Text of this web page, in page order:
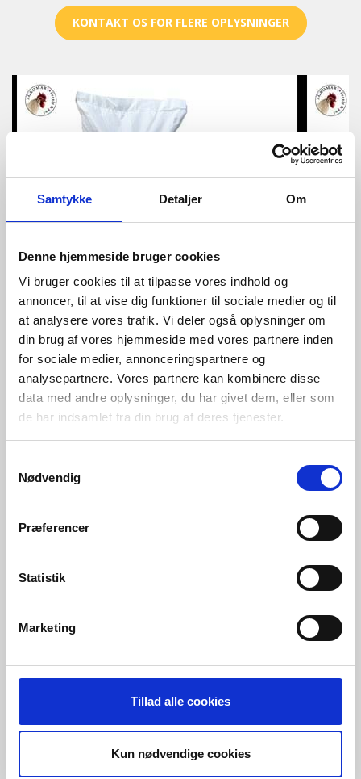
Samtykke Detaljer Om
Denne hjemmeside bruger cookies
Vi bruger cookies til at tilpasse vores indhold og
annoncer, til at vise dig funktioner til sociale medier og til
at analysere vores trafik. Vi deler også oplysninger om
din brug af vores hjemmeside med vores partnere inden
for sociale medier, annonceringspartnere og
analysepartnere. Vores partnere kan kombinere disse
data med andre oplysninger, du har givet dem, eller som
de har indsamlet fra din brug af deres tjenester.
Nødvendig
Præferencer
Statistik
Marketing
Tillad alle cookies
Kun nødvendige cookies
KONTAKT OS FOR FLERE OPLYSNINGER
Foderfabrik til fjerkræ | Rumænien
Ny foderfabrik med pelletering – øget efterspørgsel i
Rumænien efter fjerkræfoder
Læs mere FODER / FJERKRÆ
Fodermølle til fjerkræ, Frankrig
produktivitet og æggenes kvalitet.
FODER / FJERKRÆ